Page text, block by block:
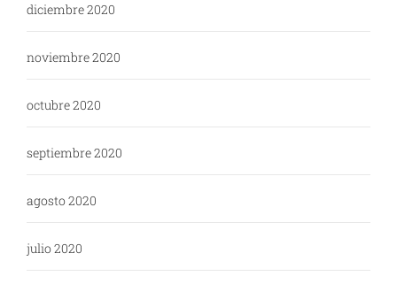
diciembre 2020
noviembre 2020
octubre 2020
septiembre 2020
agosto 2020
julio 2020